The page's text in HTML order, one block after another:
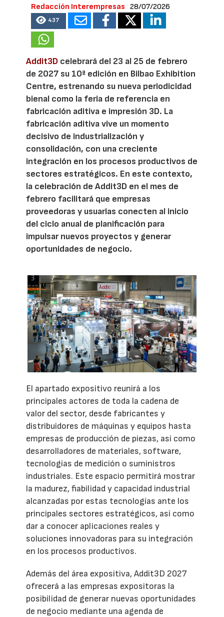
Redacción Interempresas 28/07/2026
437
Addit3D celebrará del 23 al 25 de febrero
de 2027 su 10ª edición en Bilbao Exhibition
Centre, estrenando su nueva periodicidad
bienal como la feria de referencia en
fabricación aditiva e impresión 3D. La
fabricación aditiva vive un momento
decisivo de industrialización y
consolidación, con una creciente
integración en los procesos productivos de
sectores estratégicos. En este contexto,
la celebración de Addit3D en el mes de
febrero facilitará que empresas
proveedoras y usuarias conecten al inicio
del ciclo anual de planificación para
impulsar nuevos proyectos y generar
oportunidades de negocio.
El apartado expositivo reunirá a los
principales actores de toda la cadena de
valor del sector, desde fabricantes y
distribuidores de máquinas y equipos hasta
empresas de producción de piezas, así como
desarrolladores de materiales, software,
tecnologías de medición o suministros
industriales. Este espacio permitirá mostrar
la madurez, fiabilidad y capacidad industrial
alcanzadas por estas tecnologías ante los
principales sectores estratégicos, así como
dar a conocer aplicaciones reales y
soluciones innovadoras para su integración
en los procesos productivos.
Además del área expositiva, Addit3D 2027
ofrecerá a las empresas expositoras la
posibilidad de generar nuevas oportunidades
de negocio mediante una agenda de